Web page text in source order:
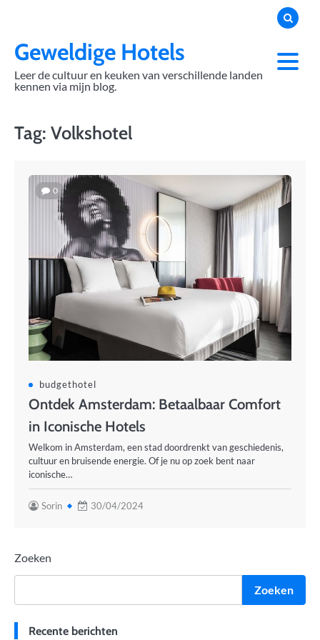
contentGeweldige Hotels
Leer de cultuur en keuken van verschillende landen
kennen via mijn blog.
Tag: Volkshotel
0
budgethotel
Ontdek Amsterdam: Betaalbaar Comfort
in Iconische Hotels
Welkom in Amsterdam, een stad doordrenkt van geschiedenis,
cultuur en bruisende energie. Of je nu op zoek bent naar
iconische…
Sorin 30/04/2024
Zoeken
Zoeken
Recente berichten